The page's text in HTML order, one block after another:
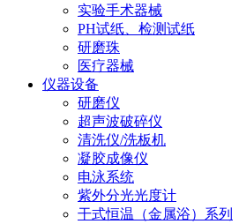
实验手术器械
PH试纸、检测试纸
研磨珠
医疗器械
仪器设备
研磨仪
超声波破碎仪
清洗仪/洗板机
凝胶成像仪
电泳系统
紫外分光光度计
干式恒温（金属浴）系列